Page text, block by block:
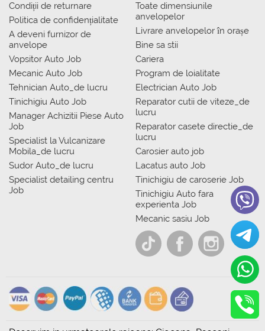
Condiții de returnare
Politica de confidențialitate
A deveni furnizor de
anvelope
Vopsitor Auto Job
Mecanic Auto Job
Tehnician Auto_de lucru
Tinichigiu Auto Job
Manager Achizitii Piese Auto
Job
Specialist la Vulcanizare
Mobila_de lucru
Sudor Auto_de lucru
Specialist detailing centru
Job
Toate dimensiunile
anvelopelor
Livrare anvelopelor în orașe
Bine sa stii
Cariera
Program de loialitate
Electrician Auto Job
Reparator cutii de viteze_de
lucru
Reparator casete directie_de
lucru
Carosier auto job
Lacatus auto Job
Tinichigiu de caroserie Job
Tinichigiu Auto fara
experienta Job
Mecanic sasiu Job